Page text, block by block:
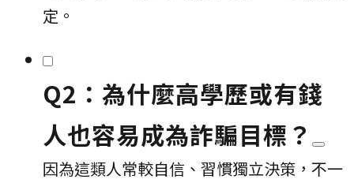
定。
Q2：為什麼高學歷或有錢
人也容易成為詐騙目標？
因為這類人常較自信、習慣獨立決策，不一